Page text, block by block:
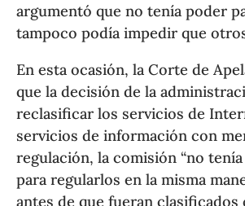
argumentó que no tenía poder
tampoco podía impedir que
En esta ocasión, la Corte de
que la decisión de la
reclasificar los servicios de
servicios de información con
regulación, la comisión “no
para regularlos en la misma
antes de que fueran